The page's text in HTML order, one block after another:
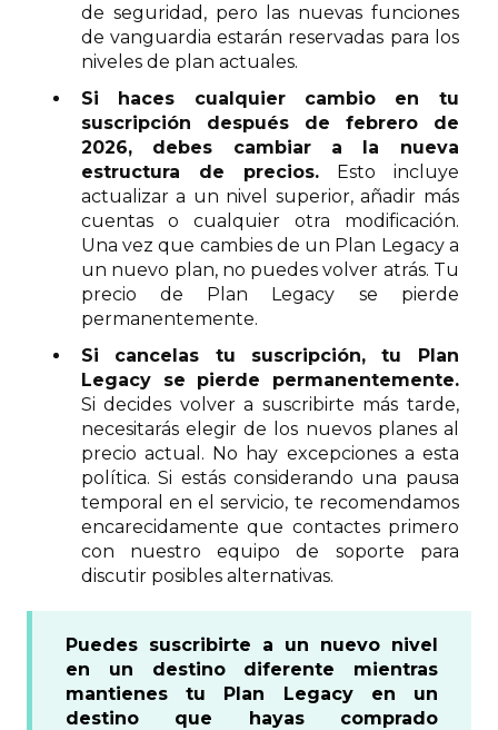
de seguridad, pero las nuevas funciones
de vanguardia estarán reservadas para los
niveles de plan actuales.
Si haces cualquier cambio en tu
suscripción después de febrero de
2026, debes cambiar a la nueva
estructura de precios.Esto incluye
actualizar a un nivel superior, añadir más
cuentas o cualquier otra modificación.
Una vez que cambies de un Plan Legacy a
un nuevo plan, no puedes volver atrás. Tu
precio de Plan Legacy se pierde
permanentemente.
Si cancelas tu suscripción, tu Plan
Legacy se pierde permanentemente.
Si decides volver a suscribirte más tarde,
necesitarás elegir de los nuevos planes al
precio actual. No hay excepciones a esta
política. Si estás considerando una pausa
temporal en el servicio, te recomendamos
encarecidamente que contactes primero
con nuestro equipo de soporte para
discutir posibles alternativas.
Puedes suscribirte a un nuevo nivel
en un destino diferente mientras
mantienes tu Plan Legacy en un
destino que hayas comprado